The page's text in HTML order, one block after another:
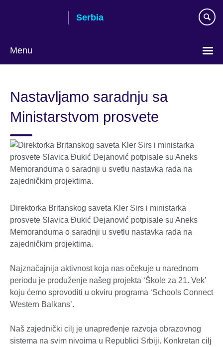
Serbia
Menu
language
Nastavljamo saradnju sa
Ministarstvom prosvete
Direktorka Britanskog saveta Kler Sirs i ministarka
prosvete Slavica Đukić Dejanović potpisale su Aneks
Memoranduma o saradnji u svetlu nastavka rada na
zajedničkim projektima.
Najznačajnija aktivnost koja nas očekuje u narednom
periodu je produženje našeg projekta ‘Škole za 21. Vek’
koju ćemo sprovoditi u okviru programa ‘Schools Connect
Western Balkans’.
Naš zajednički cilj je unapređenje razvoja obrazovnog
sistema na svim nivoima u Republici Srbiji. Konkretan cilj